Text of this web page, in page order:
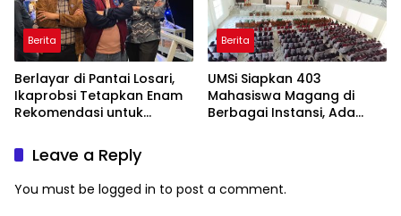
Berita
Berlayar di Pantai Losari,
Ikaprobsi Tetapkan Enam
Rekomendasi untuk
Berita
UMSi Siapkan 403
Mahasiswa Magang di
Berbagai Instansi, Ada
Leave a Reply
You must be logged in to post a comment.